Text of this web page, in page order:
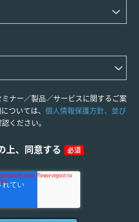
ナー／製品／サービスに関するご案
ついては、 個人情報保護方針、並び
ください。
上、同意する 必須